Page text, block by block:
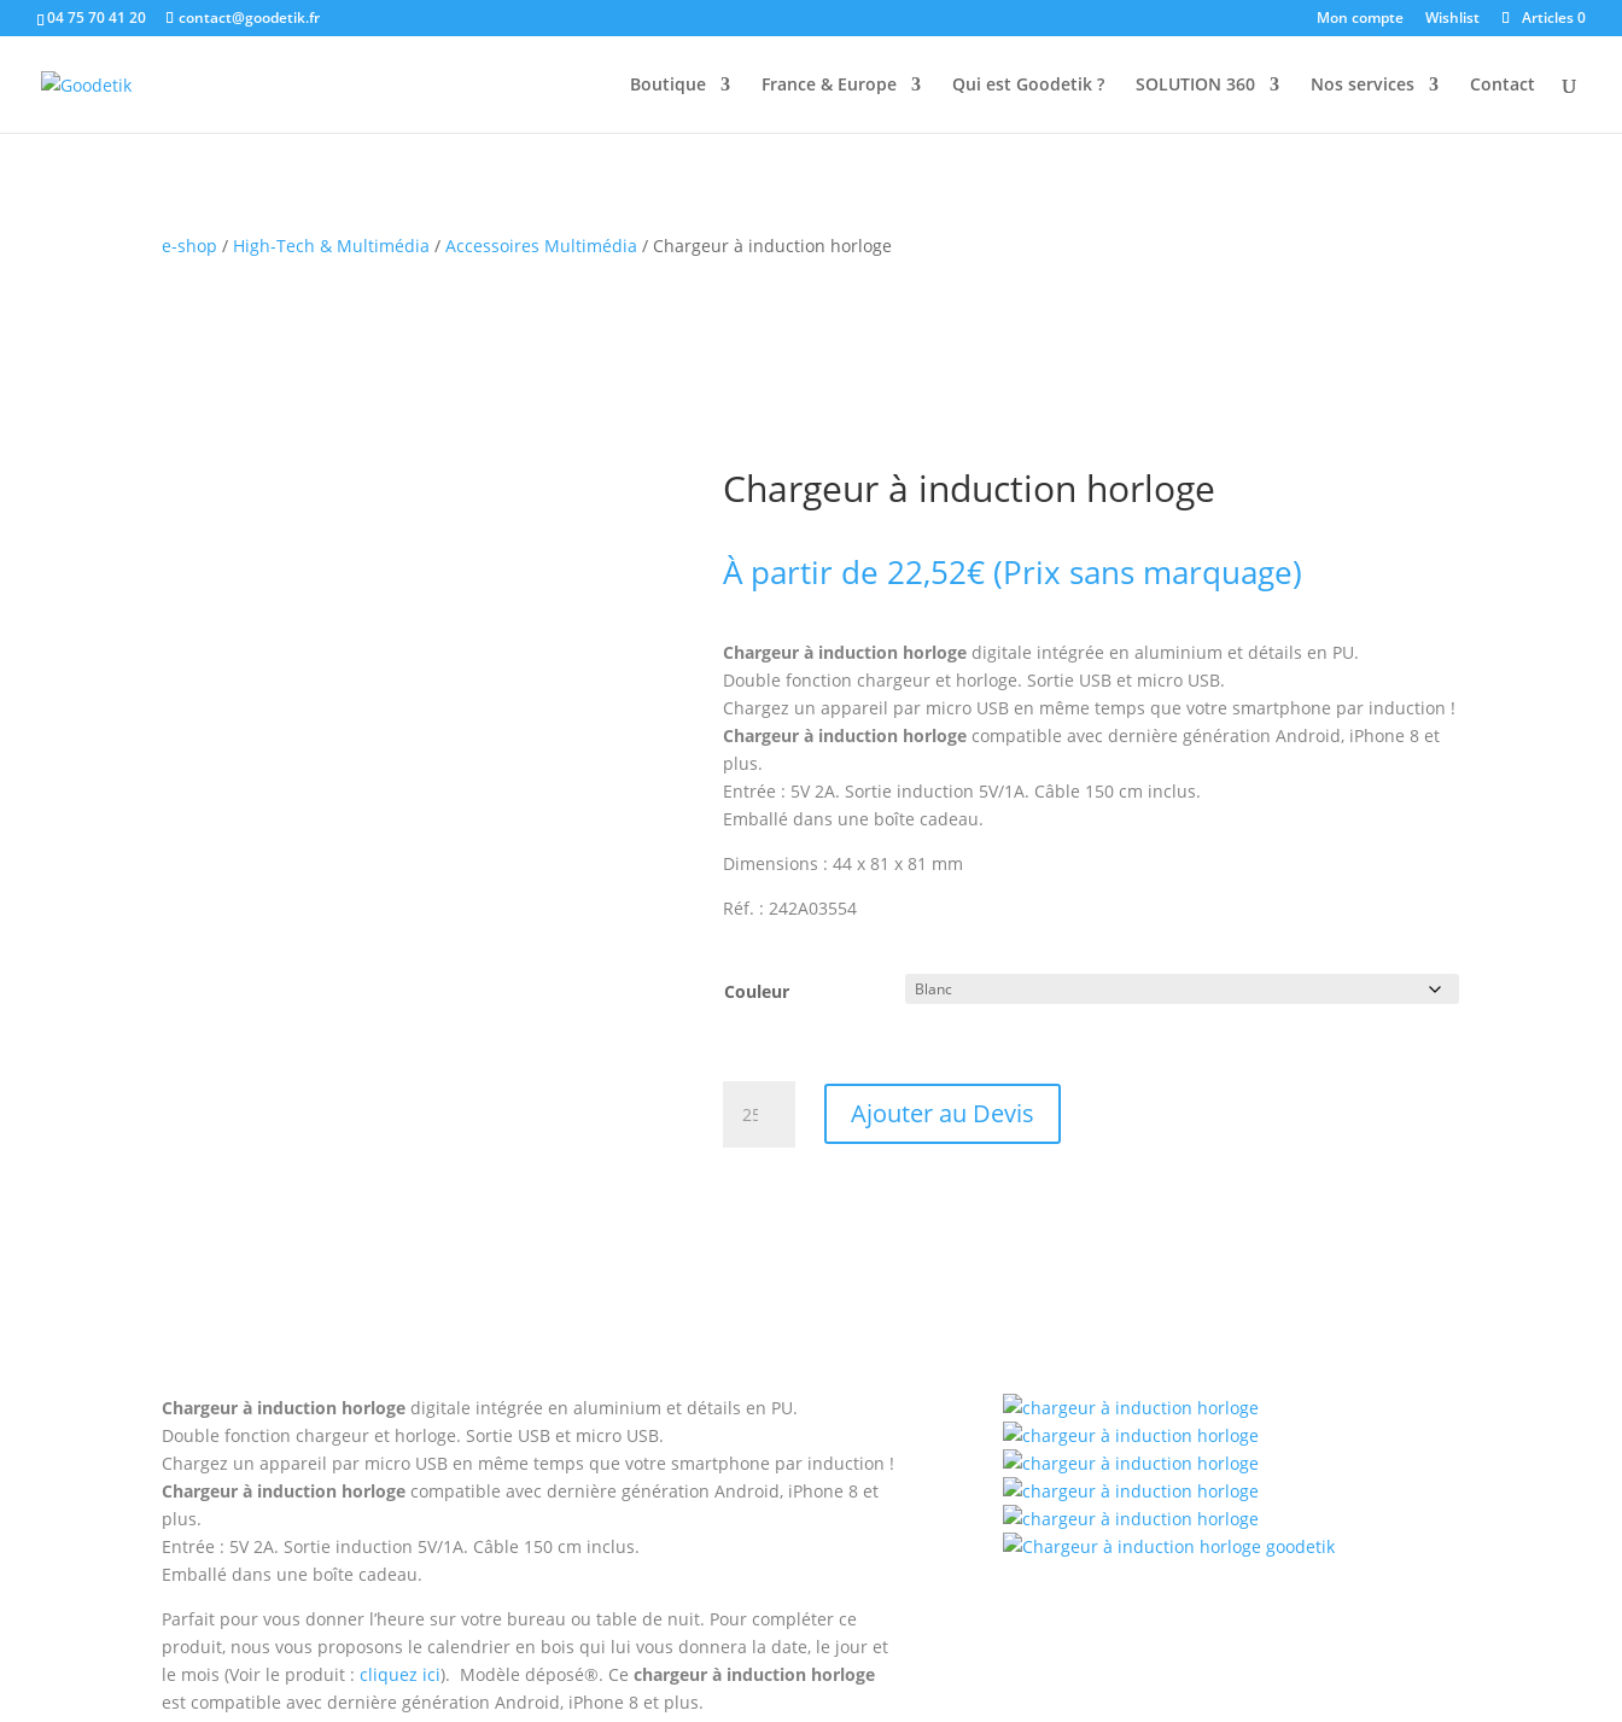
04 75 70 41 20 contact@goodetik.fr Mon compte Wishlist Articles 0
Boutique France & Europe Qui est Goodetik ? SOLUTION 360 Nos services Contact
e-shop / High-Tech & Multimédia /Accessoires Multimédia / Chargeur à induction horloge
Chargeur à induction horloge
À partir de 22,52€(Prix sans marquage)
Chargeur à induction horlogedigitale intégrée en aluminium et détails en PU.
Double fonction chargeur et horloge. Sortie USB et micro USB.
Chargez un appareil par micro USB en même temps que votre smartphone par induction !
Chargeur à induction horlogecompatible avec dernière génération Android, iPhone 8 et
plus.
Entrée : 5V 2A. Sortie induction 5V/1A. Câble 150 cm inclus.
Emballé dans une boîte cadeau.
Dimensions : 44 x 81 x 81 mm
Réf. : 242A03554
Couleur
Ajouter au Devis
Chargeur à induction horloge digitale intégrée en aluminium et détails en PU.
Double fonction chargeur et horloge. Sortie USB et micro USB.
Chargez un appareil par micro USB en même temps que votre smartphone par induction !
Chargeur à induction horloge compatible avec dernière génération Android, iPhone 8 et
plus.
Entrée : 5V 2A. Sortie induction 5V/1A. Câble 150 cm inclus.
Emballé dans une boîte cadeau.
Parfait pour vous donner l’heure sur votre bureau ou table de nuit. Pour compléter ce
produit, nous vous proposons le calendrier en bois qui lui vous donnera la date, le jour et
le mois (Voir le produit :cliquez ici). Modèle déposé®. Cechargeur à induction horloge
est compatible avec dernière génération Android, iPhone 8 et plus.